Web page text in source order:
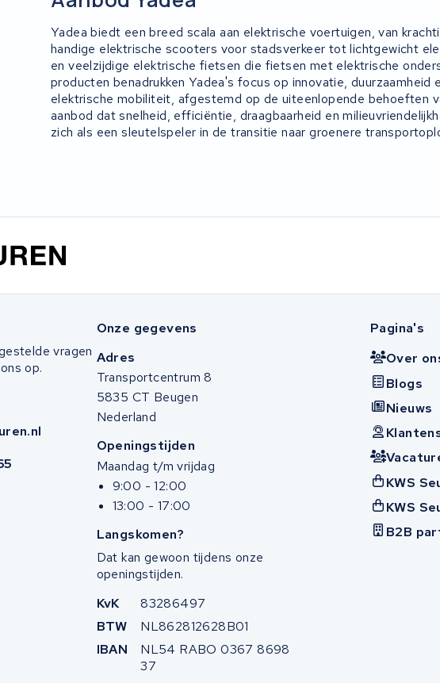
Yadea biedt een breed scala aan elektrische voertuigen, van
handige elektrische scooters voor stadsverkeer tot lichtgewicht
en veelzijdige elektrische fietsen die fietsen met elektrische
producten benadrukken Yadea's focus op innovatie, duurzaamheid
elektrische mobiliteit, afgestemd op de uiteenlopende behoeften
aanbod dat snelheid, efficiëntie, draagbaarheid en
zich als een sleutelspeler in de transitie naar groenere
vragen
op.
Onze gegevens
Adres
Transportcentrum 8
5835 CT Beugen
Nederland
Openingstijden
Maandag t/m vrijdag
9:00 - 12:00
13:00 - 17:00
Langskomen?
Dat kan gewoon tijdens onze
openingstijden.
KvK
83286497
BTW
NL862812628B01
IBAN
NL54 RABO 0367 8698
37
Pagina's
Over
Blogs
Nieuws
KWS
KWS
B2B